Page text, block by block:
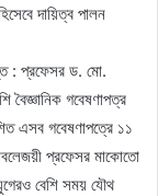
দায়িত্ব পালন
: প্রফেসর ড. মো.
বৈজ্ঞানিক গবেষণাপত্র
এসব গবেষণাপত্রে ১১
প্রফেসর মাকোতো
বেশি সময় যৌথ